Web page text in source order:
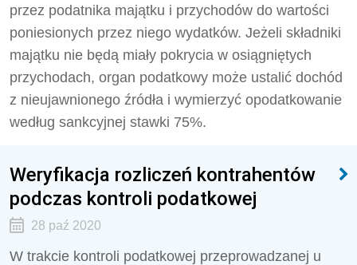
przez podatnika majątku i przychodów do wartości
poniesionych przez niego wydatków. Jeżeli składniki
majątku nie będą miały pokrycia w osiągniętych
przychodach, organ podatkowy może ustalić dochód
z nieujawnionego źródła i wymierzyć opodatkowanie
według sankcyjnej stawki 75%.
Weryfikacja rozliczeń kontrahentów
podczas kontroli podatkowej
28 paź 2020
W trakcie kontroli podatkowej przeprowadzanej u